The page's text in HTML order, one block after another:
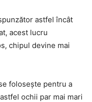
astfel încât
acest lucru
chipul devine mai
folosește pentru a
ochii par mai mari